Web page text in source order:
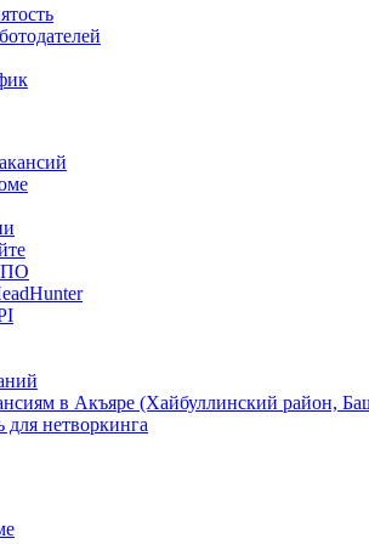
ПО
в Акъяре (Хайбуллинский район,
для нетворкинга